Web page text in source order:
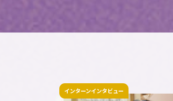
インターンインタビュー